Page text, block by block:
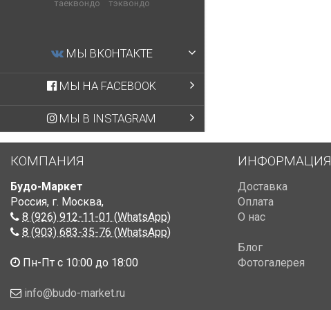
таеквондо
тэквондо
МЫ ВКОНТАКТЕ
МЫ НА FACEBOOK
МЫ В INSTAGRAM
КОМПАНИЯ
Будо-Маркет
Россия, г. Москва,
8 (926) 912-11-01 (WhatsApp)
8 (903) 683-35-76 (WhatsApp)
Пн-Пт с 10:00 до 18:00
info@budo-market.ru
ИНФОРМАЦИЯ
Доставка
Оплата
О нас
Блог
Фотогалерея